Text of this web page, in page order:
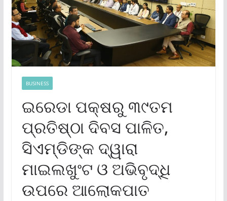
BUSINESS
ଇରେଡା ପକ୍ଷରୁ ୩୯ତମ
ପ୍ରତିଷ୍ଠା ଦିବସ ପାଳିତ,
ସିଏମ୍‌ଡିଙ୍କ ଦ୍ୱାରା
ମାଇଲଖୁଂଟ ଓ ଅଭିବୃଦ୍ଧି
ଉପରେ ଆଲୋକପାତ